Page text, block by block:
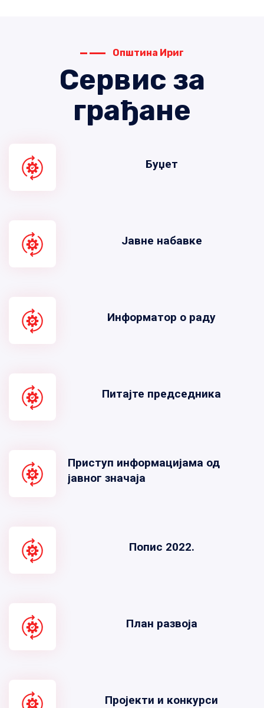
Општина Ириг
Сервис за
грађане
Буџет
Јавне набавке
Информатор о раду
Питајте председника
Приступ информацијама од
јавног значаја
Попис 2022.
План развоја
Пројекти и конкурси